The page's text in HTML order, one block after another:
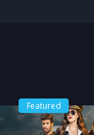
Featured